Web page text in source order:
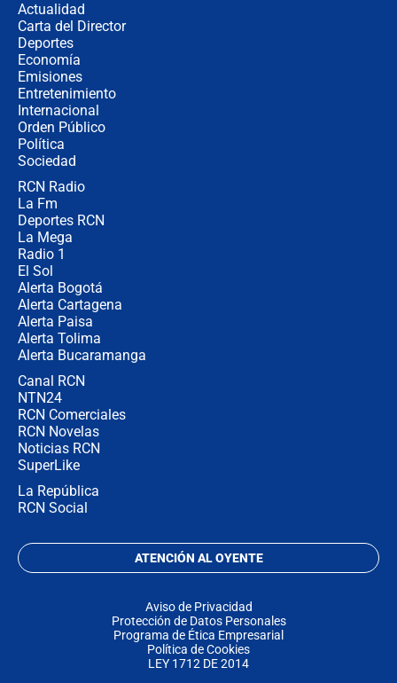
Actualidad
Carta del Director
Deportes
Economía
Emisiones
Entretenimiento
Internacional
Orden Público
Política
Sociedad
RCN Radio
La Fm
Deportes RCN
La Mega
Radio 1
El Sol
Alerta Bogotá
Alerta Cartagena
Alerta Paisa
Alerta Tolima
Alerta Bucaramanga
Canal RCN
NTN24
RCN Comerciales
RCN Novelas
Noticias RCN
SuperLike
La República
RCN Social
ATENCIÓN AL OYENTE
Aviso de Privacidad
Protección de Datos Personales
Programa de Ética Empresarial
Política de Cookies
LEY 1712 DE 2014